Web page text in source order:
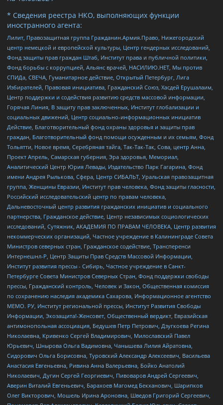
* Сведения реестра НКО, выполняющих функции
иностранного агента:
Лилит, Правозащитная группа Гражданин.Армия.Право, Нижегородский
центр немецкой и европейской культуры, Центр гендерных исследований,
Фонд защиты прав граждан Штаб, Институт права и публичной политики,
Фонд борьбы с коррупцией, Альянс врачей, НАСИЛИЮ.НЕТ, Мы против
СПИДа, СВЕЧА, Гуманитарное действие, Открытый Петербург, Лига
Избирателей, Правовая инициатива, Гражданский Союз, Хасдей Ерушалаим,
Центр поддержки и содействия развитию средств массовой информации,
Горячая Линия, В защиту прав заключенных, Институт глобализации и
социальных движений, Центр социально-информационных инициатив
Действие, Благотворительный фонд охраны здоровья и защиты прав
граждан, Благотворительный фонд помощи осужденным и их семьям, Фонд
Тольятти, Новое время, Серебряная тайга, Так-Так-Так, Сова, центр Анна,
Проект Апрель, Самарская губерния, Эра здоровья, Мемориал,
Аналитический Центр Юрия Левады, Издательство Парк Гагарина, Фонд
имени Андрея Рылькова, Сфера, Центр СИБАЛЬТ, Уральская правозащитная
группа, Женщины Евразии, Институт прав человека, Фонд защиты гласности,
Российский исследовательский центр по правам человека,
Дальневосточный центр развития гражданских инициатив и социального
партнерства, Гражданское действие, Центр независимых социологических
исследований, Сутяжник, АКАДЕМИЯ ПО ПРАВАМ ЧЕЛОВЕКА, Центр развития
некоммерческих организаций, Частное учреждение в Калининграде Совета
Министров северных стран, Гражданское содействие, Трансперенси
Интернешнл-Р, Центр Защиты Прав Средств Массовой Информации,
Институт развития прессы - Сибирь, Частное учреждение в Санкт-
Петербурге Совета Министров Северных Стран, Фонд поддержки свободы
прессы, Гражданский контроль, Человек и Закон, Общественная комиссия
по сохранению наследия академика Сахарова, Информационное агентство
МЕМО. РУ, Институт региональной прессы, Институт Развития Свободы
Информации, Экозащита!-Женсовет, Общественный вердикт, Евразийская
антимонопольная ассоциация, Бедушев Петр Петрович, Дзугкоева Регина
Николаевна, Кривенко Сергей Владимирович, Милославский Павел
Юрьевич, Шнырова Ольга Вадимовна, Чанышева Лилия Айратовна,
Сидорович Ольга Борисовна, Туровский Александр Алексеевич, Васильева
Анастасия Евгеньевна, Ривина Анна Валерьевна, Бойко Анатолий
Николаевич, Дугин Сергей Георгиевич, Пивоваров Андрей Сергеевич,
Аверин Виталий Евгеньевич, Барахоев Магомед Бекханович, Шарипков
Олег Викторович, Мошель Ирина Ароновна, Шведов Григорий Сергеевич,